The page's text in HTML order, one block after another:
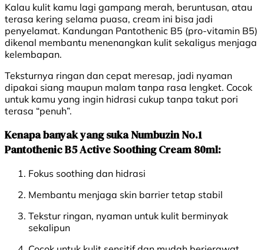
Kalau kulit kamu lagi gampang merah, beruntusan, atau
terasa kering selama puasa, cream ini bisa jadi
penyelamat. Kandungan Pantothenic B5 (pro-vitamin B5)
dikenal membantu menenangkan kulit sekaligus menjaga
kelembapan.
Teksturnya ringan dan cepat meresap, jadi nyaman
dipakai siang maupun malam tanpa rasa lengket. Cocok
untuk kamu yang ingin hidrasi cukup tanpa takut pori
terasa “penuh”.
Kenapa banyak yang suka Numbuzin No.1
Pantothenic B5 Active Soothing Cream 80ml:
Fokus soothing dan hidrasi
Membantu menjaga skin barrier tetap stabil
Tekstur ringan, nyaman untuk kulit berminyak
sekalipun